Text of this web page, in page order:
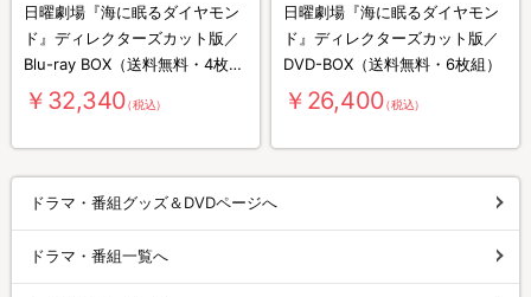
日曜劇場『海に眠るダイヤモン
ド』ディレクターズカット版／
Blu-ray BOX（送料無料・4枚
組）
￥32,340（税込）
日曜劇場『海に眠るダイヤモン
ド』ディレクターズカット版／
DVD-BOX（送料無料・6枚組）
￥26,400（税込）
ドラマ・番組グッズ＆DVDページへ
ドラマ・番組一覧へ